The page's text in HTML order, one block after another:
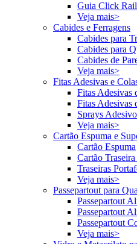
Guia Click
Veja mais>
Cabides e Ferragens
Cabides para
Cabides para
Cabides de
Veja mais>
Fitas Adesivas e
Fitas Adesivas
Fitas Adesivas
Sprays
Veja mais>
Cartão Espuma e
Cartão Espuma
Cartão
Traseiras
Veja mais>
Passepartout para
Passepartout
Passepartout
Passepartout
Veja mais>